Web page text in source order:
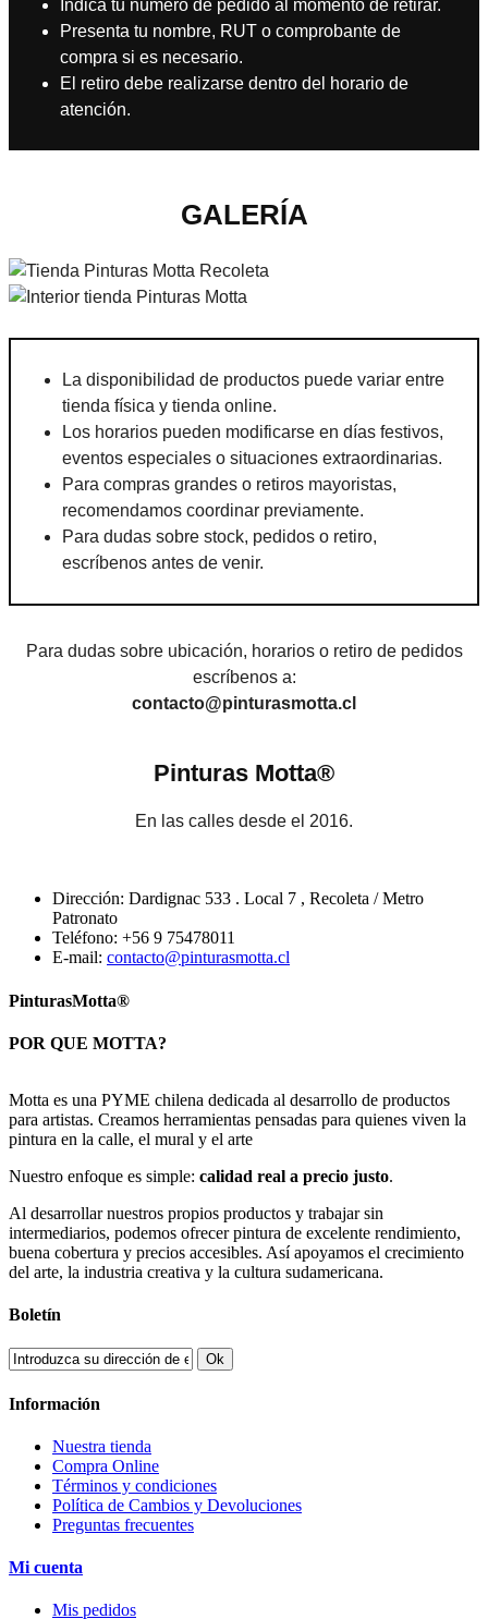
Indica tu número de pedido al momento de retirar.
Presenta tu nombre, RUT o comprobante de
compra si es necesario.
El retiro debe realizarse dentro del horario de
atención.
GALERÍA
La disponibilidad de productos puede variar entre
tienda física y tienda online.
Los horarios pueden modificarse en días festivos,
eventos especiales o situaciones extraordinarias.
Para compras grandes o retiros mayoristas,
recomendamos coordinar previamente.
Para dudas sobre stock, pedidos o retiro,
escríbenos antes de venir.
Para dudas sobre ubicación, horarios o retiro de pedidos
escríbenos a:
contacto@pinturasmotta.cl
Pinturas Motta®
En las calles desde el 2016.
Dirección: Dardignac 533 . Local 7 , Recoleta / Metro
Patronato
Teléfono: +56 9 75478011
E-mail: contacto@pinturasmotta.cl
PinturasMotta®
POR QUE MOTTA?
Motta es una PYME chilena dedicada al desarrollo de productos
para artistas. Creamos herramientas pensadas para quienes viven la
pintura en la calle, el mural y el arte
Nuestro enfoque es simple: calidad real a precio justo.
Al desarrollar nuestros propios productos y trabajar sin
intermediarios, podemos ofrecer pintura de excelente rendimiento,
buena cobertura y precios accesibles. Así apoyamos el crecimiento
del arte, la industria creativa y la cultura sudamericana.
Boletín
Ok
Información
Nuestra tienda
Compra Online
Términos y condiciones
Política de Cambios y Devoluciones
Preguntas frecuentes
Mi cuenta
Mis pedidos